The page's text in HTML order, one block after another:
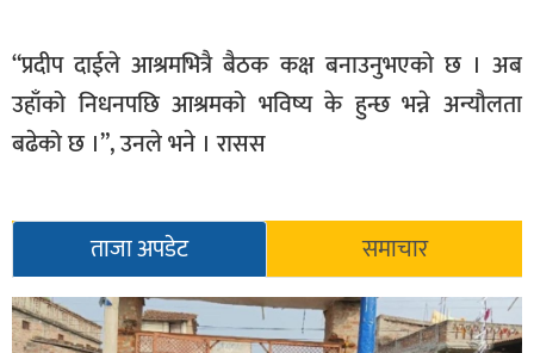
“प्रदीप दाईले आश्रमभित्रै बैठक कक्ष बनाउनुभएको छ । अब
उहाँको निधनपछि आश्रमको भविष्य के हुन्छ भन्ने अन्यौलता
बढेको छ ।”, उनले भने । रासस
ताजा अपडेट समाचार